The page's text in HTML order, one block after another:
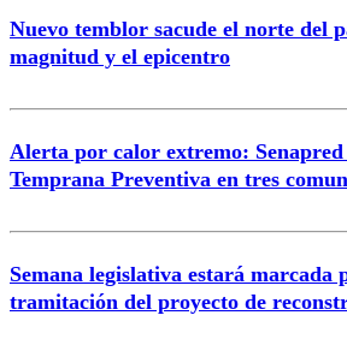
Nuevo temblor sacude el norte del
magnitud y el epicentro
Alerta por calor extremo:
Temprana Preventiva en tres
Semana legislativa estará marcada
tramitación del proyecto de